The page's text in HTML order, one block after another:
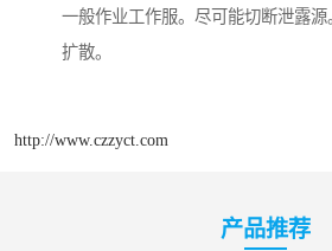
一般作业工作服。尽可能切断泄露
扩散。
http://www.czzyct.com
产品推荐